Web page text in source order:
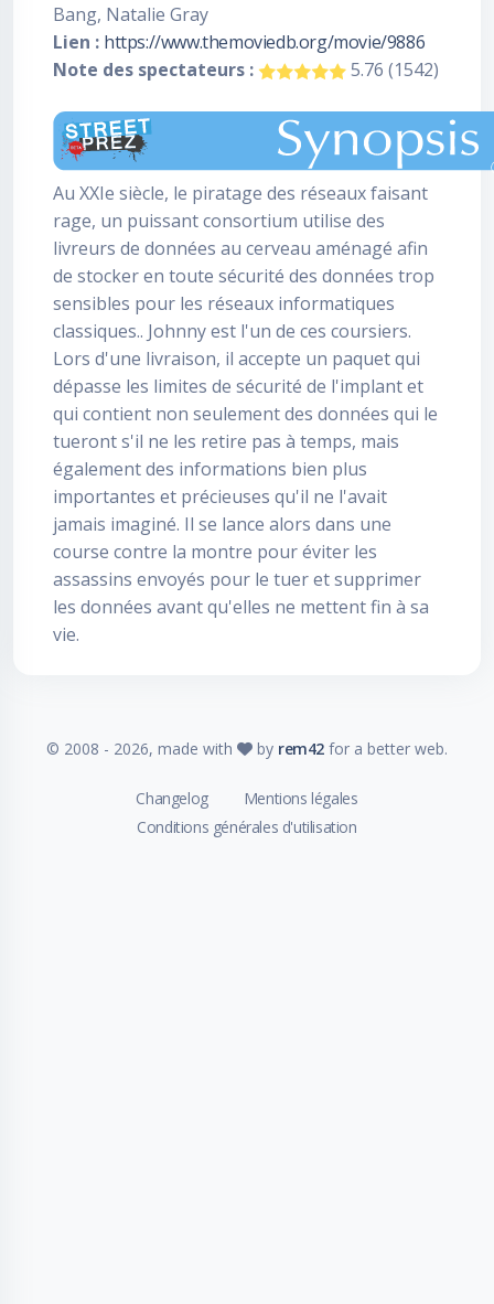
Bang, Natalie Gray
Lien : https://www.themoviedb.org/movie/9886
Note des spectateurs :
5.76 (1542)
Au XXIe siècle, le piratage des réseaux faisant
rage, un puissant consortium utilise des
livreurs de données au cerveau aménagé afin
de stocker en toute sécurité des données trop
sensibles pour les réseaux informatiques
classiques.. Johnny est l'un de ces coursiers.
Lors d'une livraison, il accepte un paquet qui
dépasse les limites de sécurité de l'implant et
qui contient non seulement des données qui le
tueront s'il ne les retire pas à temps, mais
également des informations bien plus
importantes et précieuses qu'il ne l'avait
jamais imaginé. Il se lance alors dans une
course contre la montre pour éviter les
assassins envoyés pour le tuer et supprimer
les données avant qu'elles ne mettent fin à sa
vie.
© 2008 - 2026, made with by rem42 for a better web.
Changelog
Mentions légales
Conditions générales d'utilisation